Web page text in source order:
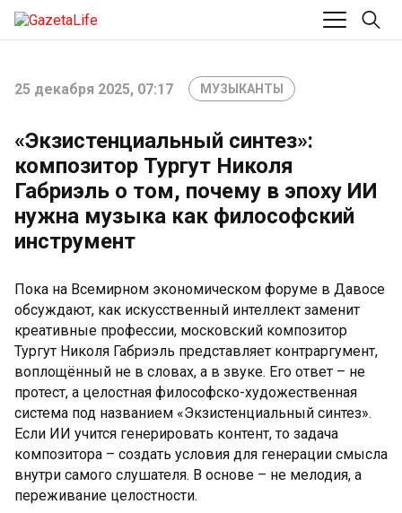
25 декабря 2025, 07:17 МУЗЫКАНТЫ
«Экзистенциальный синтез»:
композитор Тургут Николя
Габриэль о том, почему в эпоху ИИ
нужна музыка как философский
инструмент
Пока на Всемирном экономическом форуме в Давосе
обсуждают, как искусственный интеллект заменит
креативные профессии, московский композитор
Тургут Николя Габриэль представляет контраргумент,
воплощённый не в словах, а в звуке. Его ответ – не
протест, а целостная философско-художественная
система под названием «Экзистенциальный синтез».
Если ИИ учится генерировать контент, то задача
композитора – создать условия для генерации смысла
внутри самого слушателя. В основе – не мелодия, а
переживание целостности.